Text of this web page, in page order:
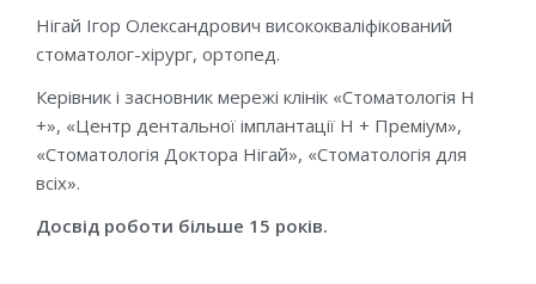
Нігай Ігор Олександрович висококваліфікований
стоматолог-хірург, ортопед.
Керівник і засновник мережі клінік «Стоматологія Н
+», «Центр дентальної імплантації Н + Преміум»,
«Стоматологія Доктора Нігай», «Стоматологія для
всіх».
Досвід роботи більше 15 років.